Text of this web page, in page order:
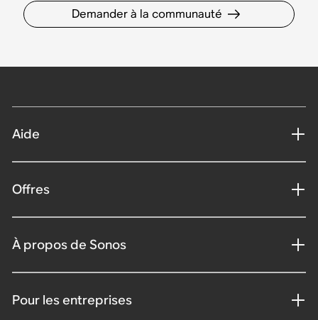
Demander à la communauté
Aide
Offres
À propos de Sonos
Pour les entreprises